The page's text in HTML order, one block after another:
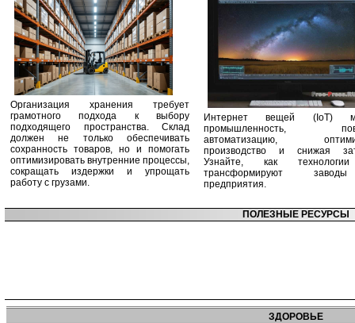
Организация хранения требует
грамотного подхода к выбору
подходящего пространства. Склад
должен не только обеспечивать
сохранность товаров, но и помогать
оптимизировать внутренние процессы,
сокращать издержки и упрощать
работу с грузами.
Интернет вещей (IoT)
промышленность,
автоматизацию,
производство и снижая
Узнайте, как
трансформируют
предприятия.
ПОЛЕЗНЫЕ РЕСУРСЫ
ЗДОРОВЬЕ